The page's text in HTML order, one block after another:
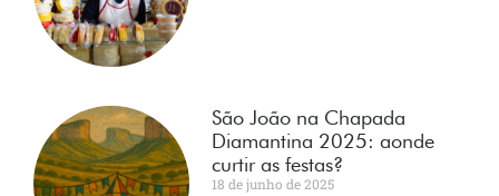
São João na Chapada
Diamantina 2025: aonde
curtir as festas?
18 de junho de 2025